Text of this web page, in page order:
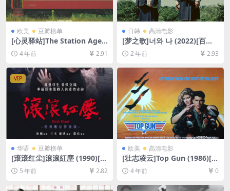
欧美 豆瓣榜单
[心灵驿站]The Station Agen
t (2003)[百度网盘+迅雷云盘
资源1080P超清未删减][MP4/
5GB][中文字幕]
4 年前 2.91
日韩 高清电影
[梦之歌]너와 나 (2022)[百度
网盘+夸克网盘1080P超清未
删减资源][网盘在线播放/下
载][MP4/7.7GB][中文字幕]
2 年前 2.93
VIP
华语 豆瓣榜单
[滚滚红尘]滾滾紅塵 (1990)[百
度网盘+迅雷云盘资源1080P
超清未删减][MP4/5.4GB][国
语中字]
5 年前 2.82
欧美 高清电影
[壮志凌云]Top Gun (1986)[百
度网盘+迅雷云盘资源1080P
超清未删减][MP4/6.8GB][中
英字幕]
4 年前 0